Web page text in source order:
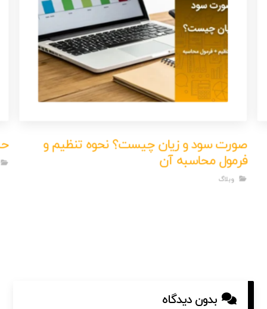
صورت سود و زیان چیست؟ نحوه تنظیم و
فرمول محاسبه آن
وبلاگ
بدون دیدگاه